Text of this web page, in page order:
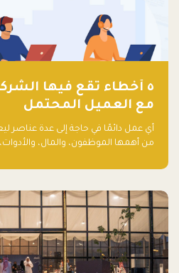
٥ أخطاء تقع فيها
مع العميل المحتمل
أي عمل دائمًا في حاجة إلى عدة عناصر
من أهمها الموظفون، والمال،
أساسه ذلك العمل.